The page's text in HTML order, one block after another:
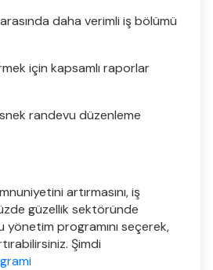
daha verimli iş bölümü
için kapsamlı raporlar
randevu düzenleme
artırmasını, iş
güzellik sektöründe
programını seçerek,
Şimdi